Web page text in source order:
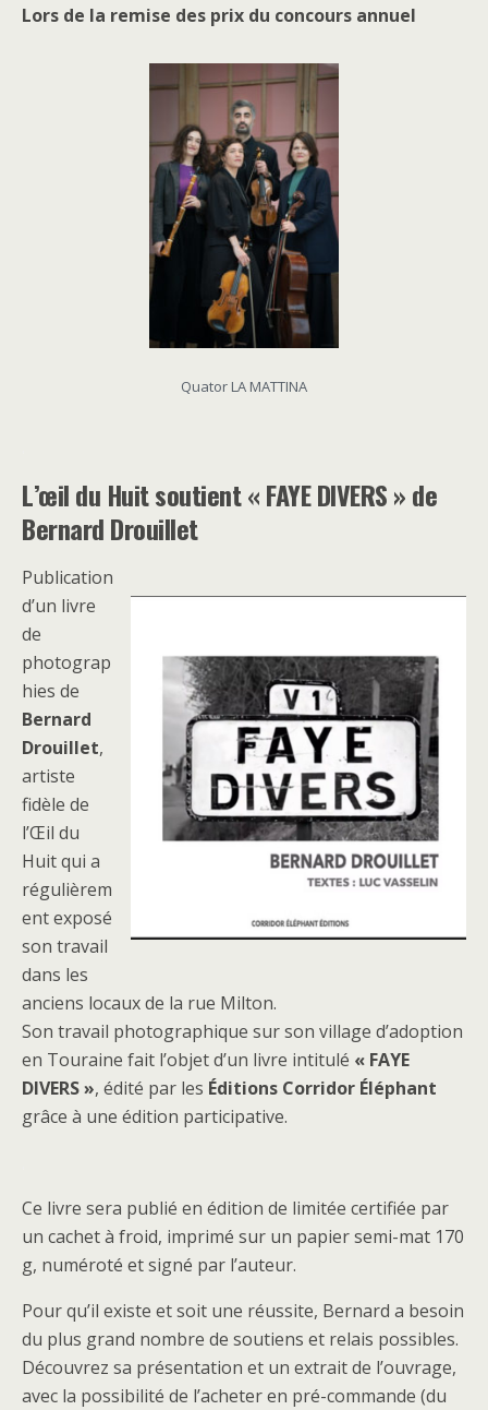
Lors de la remise des prix du concours annuel
Quator LA MATTINA
L’œil du Huit soutient « FAYE DIVERS » de
Bernard Drouillet
Publication
d’un livre
de
photograp
hies de
Bernard
Drouillet,
artiste
fidèle de
l’Œil du
Huit qui a
régulièrem
ent exposé
son travail
dans les
anciens locaux de la rue Milton.
Son travail photographique sur son village d’adoption
en Touraine fait l’objet d’un livre intitulé « FAYE
DIVERS », édité par les Éditions Corridor Éléphant
grâce à une édition participative.
Ce livre sera publié en édition de limitée certifiée par
un cachet à froid, imprimé sur un papier semi-mat 170
g, numéroté et signé par l’auteur.
Pour qu’il existe et soit une réussite, Bernard a besoin
du plus grand nombre de soutiens et relais possibles.
Découvrez sa présentation et un extrait de l’ouvrage,
avec la possibilité de l’acheter en pré-commande (du